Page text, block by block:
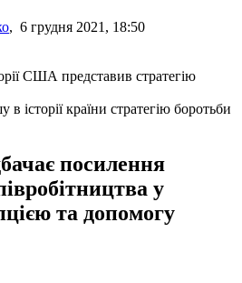
, 6 грудня 2021, 18:50
історії країни стратегію боротьби
посилення
у
та допомогу